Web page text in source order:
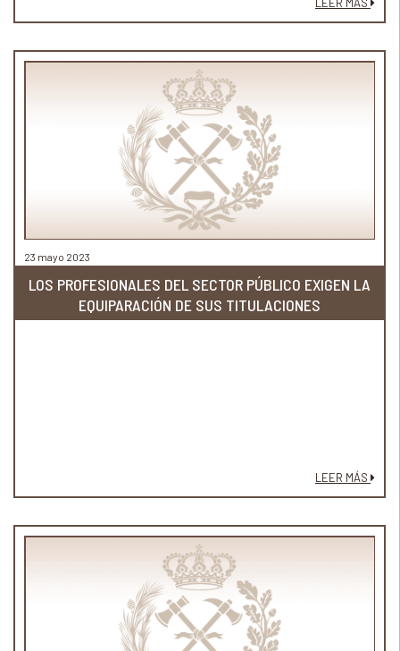
23 mayo 2023
LOS PROFESIONALES DEL SECTOR PÚBLICO EXIGEN LA
EQUIPARACIÓN DE SUS TITULACIONES
LEER MÁS